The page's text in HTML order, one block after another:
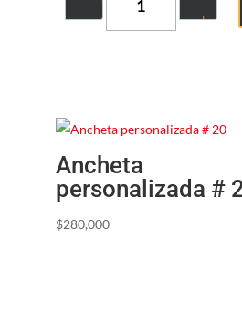
Ancheta
personalizada #
$280,000